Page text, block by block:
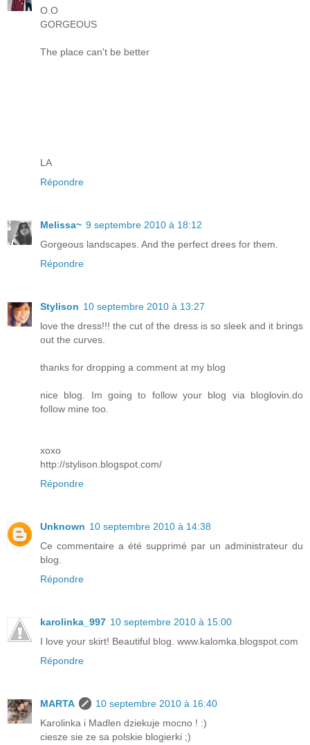
O.O
GORGEOUS
The place can't be better
LA
Répondre
Melissa~ 9 septembre 2010 à 18:12
Gorgeous landscapes. And the perfect drees for them.
Répondre
Stylison 10 septembre 2010 à 13:27
love the dress!!! the cut of the dress is so sleek and it brings
out the curves.
thanks for dropping a comment at my blog
nice blog. Im going to follow your blog via bloglovin.do
follow mine too.
xoxo
http://stylison.blogspot.com/
Répondre
Unknown 10 septembre 2010 à 14:38
Ce commentaire a été supprimé par un administrateur du
blog.
Répondre
karolinka_997 10 septembre 2010 à 15:00
I love your skirt! Beautiful blog. www.kalomka.blogspot.com
Répondre
MARTA
10 septembre 2010 à 16:40
Karolinka i Madlen dziekuje mocno ! :)
ciesze sie ze sa polskie blogierki ;)